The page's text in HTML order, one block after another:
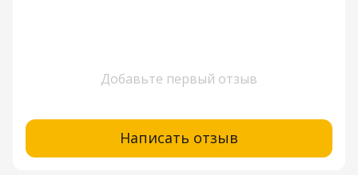
Добавьте первый отзыв
Написать отзыв